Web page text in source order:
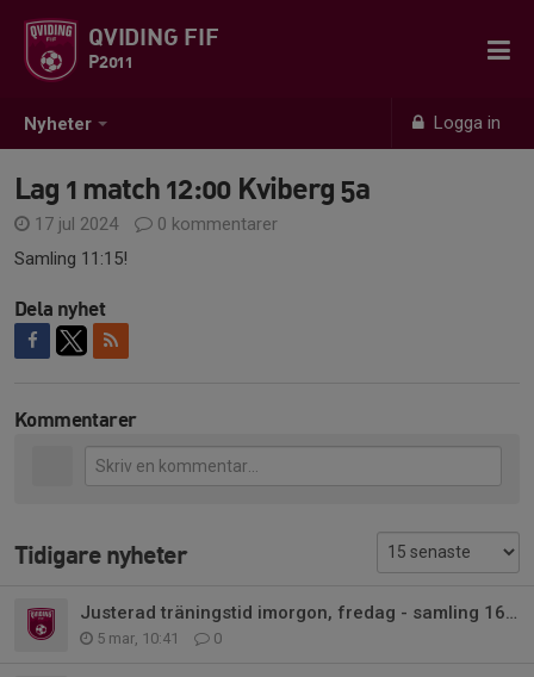
Nyheter Logga in
QVIDING FIF
P2011
Lag 1 match 12:00 Kviberg 5a
17 jul 2024
0 kommentarer
Samling 11:15!
Dela nyhet
Kommentarer
Tidigare nyheter
Justerad träningstid imorgon, fredag - samling 16:45
5 mar, 10:41 0